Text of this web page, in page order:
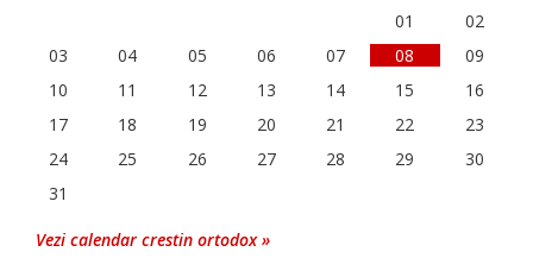
01
02
03
04 05 06 07 08
09
10
11 12 13 14 15
16
17
18 19 20 21 22
23
24
25 26 27 28 29
30
31
Vezi calendar crestin ortodox »